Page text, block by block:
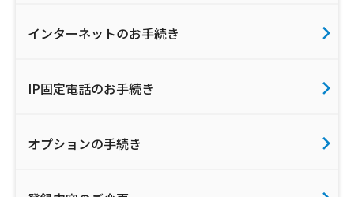
インターネットのお手続き
IP固定電話のお手続き
オプションの手続き